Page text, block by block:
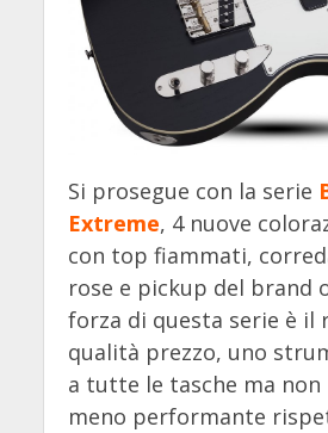
Si prosegue con la serie
Extreme, 4 nuove
con top fiammati,
rose e pickup del brand
forza di questa serie è il
qualità prezzo, uno
a tutte le tasche ma
meno performante